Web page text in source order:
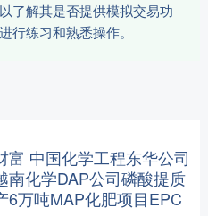
了解其是否提供模拟交易功
行练习和熟悉操作。
富 中国化学工程东华公司
南化学DAP公司磷酸提质
6万吨MAP化肥项目EPC